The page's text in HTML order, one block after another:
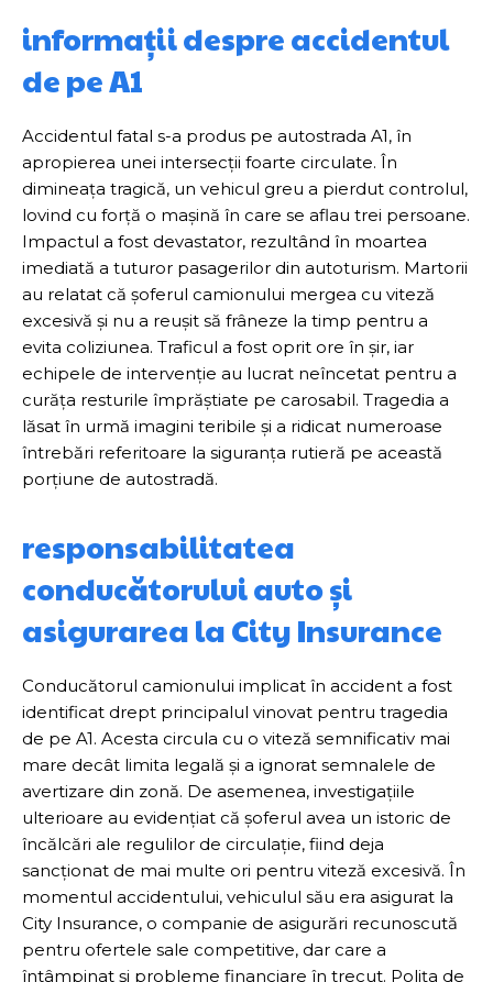
informații despre accidentul
de pe A1
Accidentul fatal s-a produs pe autostrada A1, în
apropierea unei intersecții foarte circulate. În
dimineața tragică, un vehicul greu a pierdut controlul,
lovind cu forță o mașină în care se aflau trei persoane.
Impactul a fost devastator, rezultând în moartea
imediată a tuturor pasagerilor din autoturism. Martorii
au relatat că șoferul camionului mergea cu viteză
excesivă și nu a reușit să frâneze la timp pentru a
evita coliziunea. Traficul a fost oprit ore în șir, iar
echipele de intervenție au lucrat neîncetat pentru a
curăța resturile împrăștiate pe carosabil. Tragedia a
lăsat în urmă imagini teribile și a ridicat numeroase
întrebări referitoare la siguranța rutieră pe această
porțiune de autostradă.
responsabilitatea
conducătorului auto și
asigurarea la City Insurance
Conducătorul camionului implicat în accident a fost
identificat drept principalul vinovat pentru tragedia
de pe A1. Acesta circula cu o viteză semnificativ mai
mare decât limita legală și a ignorat semnalele de
avertizare din zonă. De asemenea, investigațiile
ulterioare au evidențiat că șoferul avea un istoric de
încălcări ale regulilor de circulație, fiind deja
sancționat de mai multe ori pentru viteză excesivă. În
momentul accidentului, vehiculul său era asigurat la
City Insurance, o companie de asigurări recunoscută
pentru ofertele sale competitive, dar care a
întâmpinat și probleme financiare în trecut. Polița de